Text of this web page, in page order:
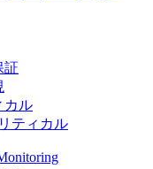
証
カル
ティカル